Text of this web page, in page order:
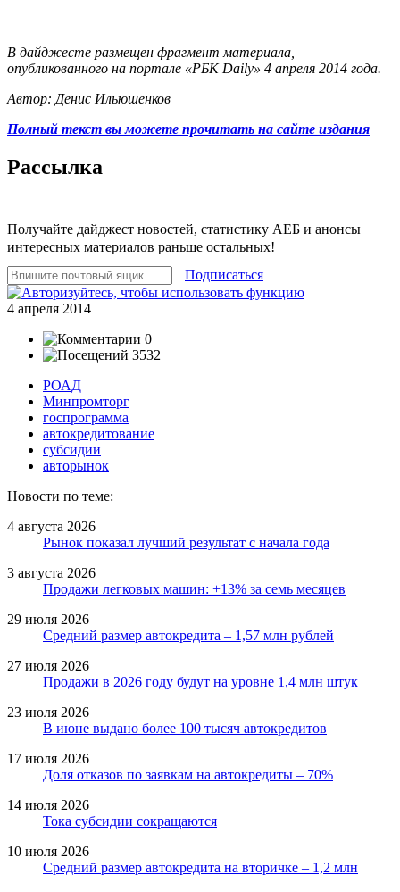
В дайджесте размещен фрагмент материала,
опубликованного на портале «РБК Daily» 4 апреля 2014 года.
Автор: Денис Ильюшенков
Полный текст вы можете прочитать на сайте издания
Рассылка
Получайте дайджест новостей, статистику АЕБ и анонсы
интересных материалов раньше остальных!
Подписаться
4 апреля 2014
0
3532
РОАД
Минпромторг
госпрограмма
автокредитование
субсидии
авторынок
Новости по теме:
4 августа 2026
Рынок показал лучший результат с начала года
3 августа 2026
Продажи легковых машин: +13% за семь месяцев
29 июля 2026
Средний размер автокредита – 1,57 млн рублей
27 июля 2026
Продажи в 2026 году будут на уровне 1,4 млн штук
23 июля 2026
В июне выдано более 100 тысяч автокредитов
17 июля 2026
Доля отказов по заявкам на автокредиты – 70%
14 июля 2026
Тока субсидии сокращаются
10 июля 2026
Средний размер автокредита на вторичке – 1,2 млн